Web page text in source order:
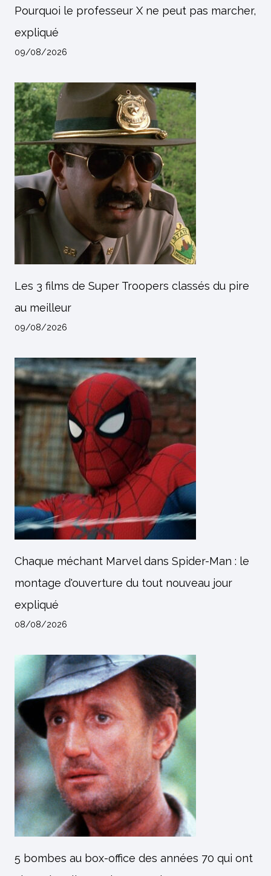
Pourquoi le professeur X ne peut pas marcher,
expliqué
09/08/2026
Les 3 films de Super Troopers classés du pire
au meilleur
09/08/2026
Chaque méchant Marvel dans Spider-Man : le
montage d'ouverture du tout nouveau jour
expliqué
08/08/2026
5 bombes au box-office des années 70 qui ont